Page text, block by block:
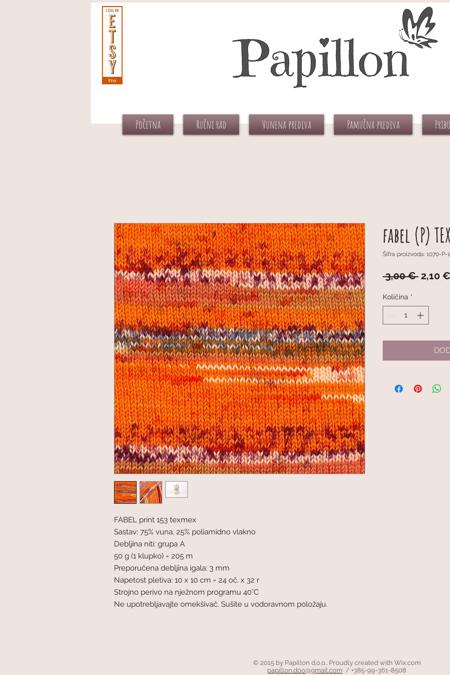
Početna Ručni rad Vunena prediva Pamučna prediva
FABEL print 153 texmex
Sastav: 75% vuna, 25% poliamidno vlakno
Debljina niti: grupa A
50 g (1 klupko) = 205 m
Preporučena debljina igala: 3 mm
Napetost pletiva: 10 x 10 cm = 24 oč. x 32 r
Strojno perivo na nježnom programu 40°C
Ne upotrebljavajte omekšivač. Sušite u vodoravnom položaju.
fabel (P)
Šifra proizvoda: 1070-P-
3,00 € 2,10 €
Količina *
© 2015 by Papillon d.o.o.. Proudly created with Wix.com
papillon.doo@gmail.com / +385-99-361-8508